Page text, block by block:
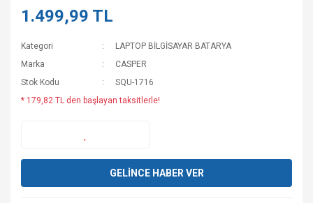
1.499,99 TL
Kategori
LAPTOP BİLGİSAYAR BATARYA
Marka
CASPER
Stok Kodu
SQU-1716
* 179,82 TL den başlayan taksitlerle!
GELİNCE HABER VER